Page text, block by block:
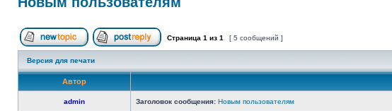
Начать новую тему Ответить на тему
Страница 1 из 1 [ 5 сообщений ]
Версия для печати
Автор
admin Заголовок сообщения: Новым пользователям